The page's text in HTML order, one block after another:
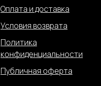
Оплата и доставка
Условия возврата
Политика
конфиденциальности
Публичная оферта